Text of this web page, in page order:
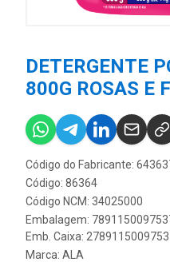
DETERGENTE
800G ROSAS E
Código do Fabricante:
Código: 86364
Código NCM: 34025000
Embalagem:
Emb. Caixa:
Marca: ALA